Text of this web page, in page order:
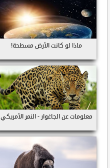
ماذا لو كانت الأرض مسطحة!
معلومات عن الجاغوار - النمر الأمريكي